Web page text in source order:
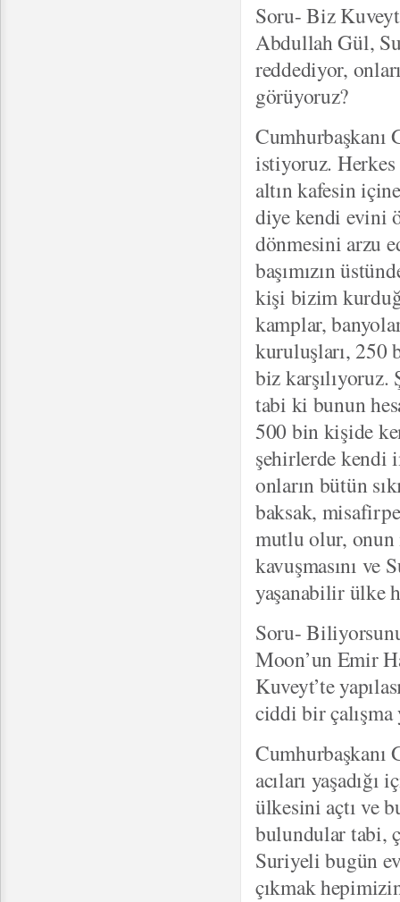
Soru- Biz
Abdullah Gül,
reddediyor,
görüyoruz?
Cumhurbaşkanı
istiyoruz.
altın kafesin
diye kendi evini
dönmesini arzu
başımızın
kişi bizim
kamplar,
kuruluşları, 250
biz karşılıyoruz.
tabi ki bunun
500 bin kişide
şehirlerde kendi
onların bütün
baksak,
mutlu olur, onun
kavuşmasını ve
yaşanabilir ülke
Soru-
Moon’un Emir
Kuveyt’te
ciddi bir çalışma
Cumhurbaşkanı
acıları
ülkesini açtı ve
bulundular tabi,
Suriyeli bugün
çıkmak